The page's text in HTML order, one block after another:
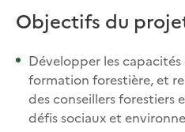
Objectifs du
Développer les
formation forestière, et
des conseillers forestiers
défis sociaux et